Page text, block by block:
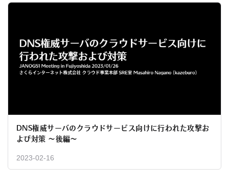
DNS権威サーバのクラウドサービス向けに行われた攻撃お
よび対策 〜後編〜
2023-02-16